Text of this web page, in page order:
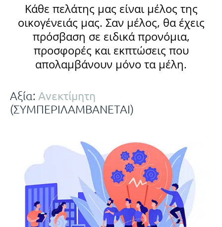
Κάθε πελάτης μας είναι μέλος της
οικογένειάς μας. Σαν μέλος, θα έχεις
πρόσβαση σε ειδικά προνόμια,
προσφορές και εκπτώσεις που
απολαμβάνουν μόνο τα μέλη.
Αξία: Ανεκτίμητη
(ΣΥΜΠΕΡΙΛΑΜΒΑΝΕΤΑΙ)